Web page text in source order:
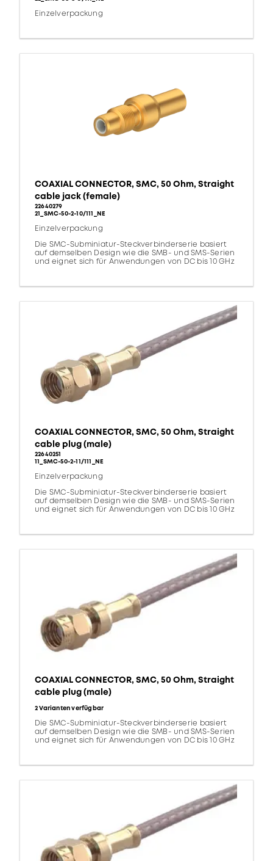
Einzelverpackung
COAXIAL CONNECTOR, SMC, 50 Ohm, Straight
cable jack (female)
22640279
21_SMC-50-2-10/111_NE
Einzelverpackung
Die SMC-Subminiatur-Steckverbinderserie basiert
auf demselben Design wie die SMB- und SMS-Serien
und eignet sich für Anwendungen von DC bis 10 GHz
COAXIAL CONNECTOR, SMC, 50 Ohm, Straight
cable plug (male)
22640251
11_SMC-50-2-11/111_NE
Einzelverpackung
Die SMC-Subminiatur-Steckverbinderserie basiert
auf demselben Design wie die SMB- und SMS-Serien
und eignet sich für Anwendungen von DC bis 10 GHz
COAXIAL CONNECTOR, SMC, 50 Ohm, Straight
cable plug (male)
2 Varianten verfügbar
Die SMC-Subminiatur-Steckverbinderserie basiert
auf demselben Design wie die SMB- und SMS-Serien
und eignet sich für Anwendungen von DC bis 10 GHz